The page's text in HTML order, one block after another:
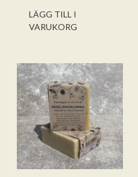
LÄGG TILL I
VARUKORG